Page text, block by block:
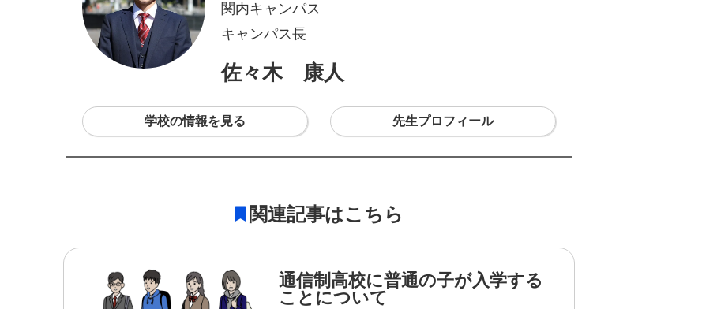
関内キャンパス
キャンパス長
佐々木 康人
先生プロフィール
学校の情報を見る
関連記事はこちら
通信制高校に普通の子が入学する
ことについて